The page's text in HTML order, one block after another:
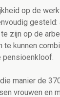
op de
zijn op de
kunnen
pensioenkloof.
manier de
vrouwen en